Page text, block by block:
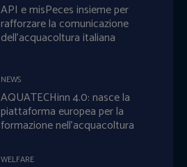
API e misPeces insieme per
rafforzare la comunicazione
dell’acquacoltura italiana
NEWS
AQUATECHinn 4.0: nasce la
piattaforma europea per la
formazione nell’acquacoltura
WELFARE